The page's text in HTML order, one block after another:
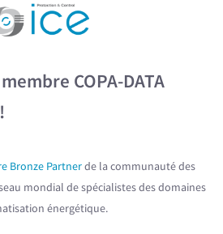
COPA-DATA
Bronze Partnerde la communauté des
mondial de spécialistes des domaines
énergétique.